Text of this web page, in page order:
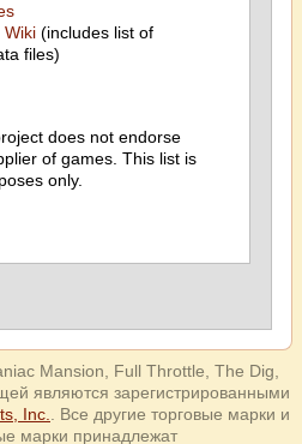
Wiki(includes list of
files)
does not endorse
of games. This list is
only.
Mansion, Full Throttle, The Dig,
являются зарегистрированными
Inc.
. Все другие торговые марки и
марки принадлежат